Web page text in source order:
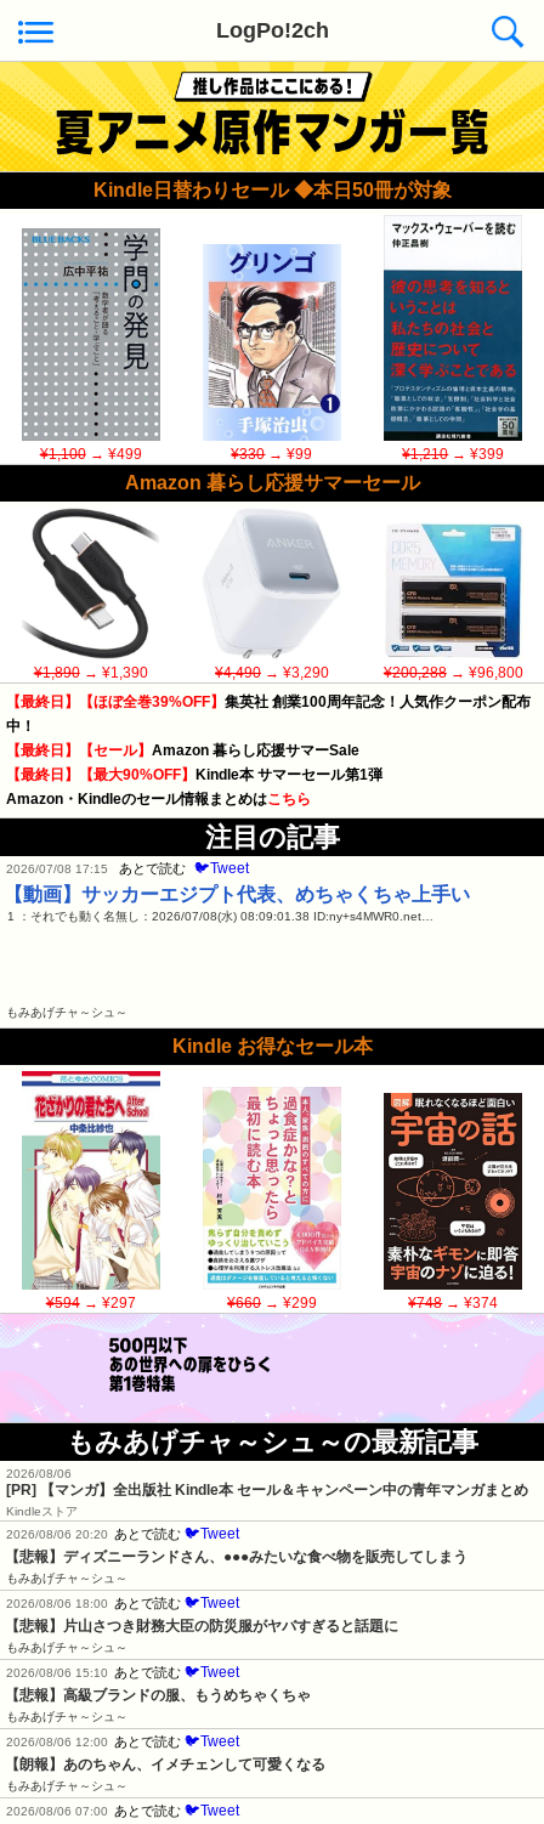
LogPo!2ch
Kindle日替わりセール ◆本日50冊が対象
¥1,100→ ¥499 ¥330→ ¥99 ¥1,210→ ¥399
Amazon 暮らし応援サマーセール
¥1,890→ ¥1,390 ¥4,490→ ¥3,290 ¥200,288→ ¥96,800
【最終日】【ほぼ全巻39%OFF】 集英社 創業100周年記念！人気作クーポン配布
中！
【最終日】【セール】 Amazon 暮らし応援サマーSale
【最終日】【最大90%OFF】
Kindle本 サマーセール第1弾
Amazon・Kindleのセール情報まとめはこちら
注目の記事
2026/07/08 17:15 あとで読む 🐦Tweet
【動画】サッカーエジプト代表、めちゃくちゃ上手い
1 ：それでも動く名無し：2026/07/08(水) 08:09:01.38 ID:ny+s4MWR0.net…
もみあげチャ～シュ～
Kindle お得なセール本
¥594→ ¥297 ¥660→ ¥299 ¥748→ ¥374
もみあげチャ～シュ～の最新記事
2026/08/06
[PR] 【マンガ】全出版社 Kindle本 セール＆キャンペーン中の青年マンガまとめ
Kindleストア
2026/08/06 20:20
あとで読む 🐦Tweet
【悲報】ディズニーランドさん、●●●みたいな食べ物を販売してしまう
もみあげチャ～シュ～
2026/08/06 18:00
あとで読む 🐦Tweet
【悲報】片山さつき財務大臣の防災服がヤバすぎると話題に
もみあげチャ～シュ～
2026/08/06 15:10
あとで読む 🐦Tweet
【悲報】高級ブランドの服、もうめちゃくちゃ
もみあげチャ～シュ～
2026/08/06 12:00
あとで読む 🐦Tweet
【朗報】あのちゃん、イメチェンして可愛くなる
もみあげチャ～シュ～
2026/08/06 07:00
あとで読む 🐦Tweet